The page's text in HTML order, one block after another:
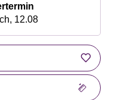
12.08